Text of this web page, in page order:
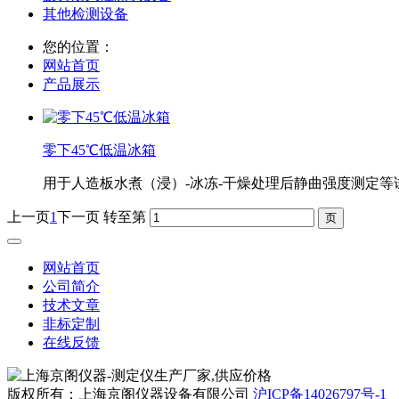
其他检测设备
您的位置：
网站首页
产品展示
零下45℃低温冰箱
用于人造板水煮（浸）-冰冻-干燥处理后静曲强度测定等
上一页1下一页 转至第
网站首页
公司简介
技术文章
非标定制
在线反馈
版权所有：上海京阁仪器设备有限公司 沪ICP备14026797号-1